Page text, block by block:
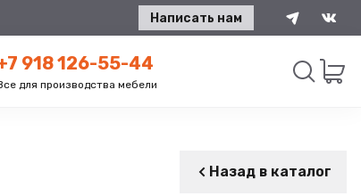
Написать нам
918 126-55-44
для производства мебели
Назад в каталог